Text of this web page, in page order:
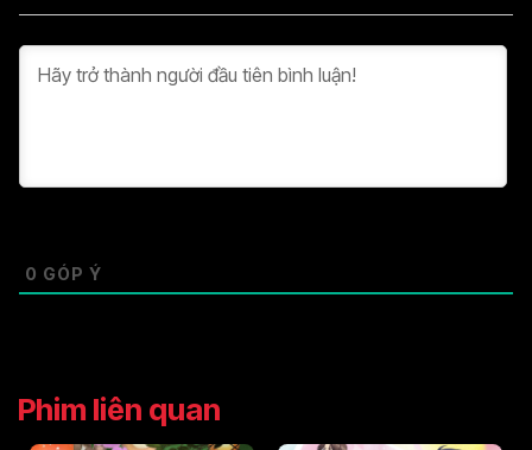
0 GÓP Ý
Phim liên quan